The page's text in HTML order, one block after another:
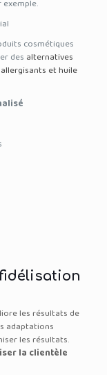
exemple.
cosmétiques
des alternatives
et huile
les résultats de
adaptations
les résultats.
la clientèle